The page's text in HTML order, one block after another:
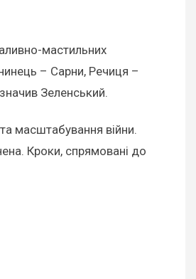
мастильних
– Сарни, Речиця –
Зеленський.
масштабування війни.
Кроки, спрямовані до